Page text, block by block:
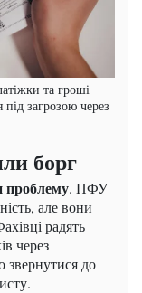
та гроші
загрозою через
борг
проблему. ПФУ
але вони
радять
через
звернутися до